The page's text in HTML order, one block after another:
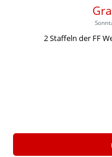
2 Staffeln der FF